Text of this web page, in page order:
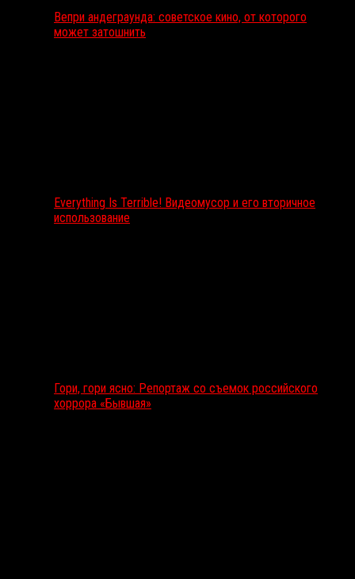
Вепри андеграунда: советское кино, от которого
может затошнить
Everything Is Terrible! Видеомусор и его вторичное
использование
Гори, гори ясно: Репортаж со съемок российского
хоррора «Бывшая»